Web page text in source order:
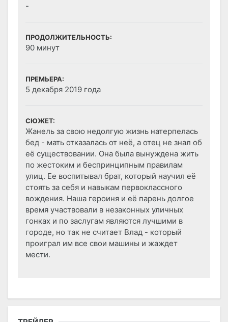
-
ПРОДОЛЖИТЕЛЬНОСТЬ:
90 минут
ПРЕМЬЕРА:
5 декабря 2019 года
СЮЖЕТ:
Жанель за свою недолгую жизнь натерпелась
бед - мать отказалась от неё, а отец не знал об
её существовании. Она была вынуждена жить
по жестоким и беспринципным правилам
улиц. Ее воспитывал брат, который научил её
стоять за себя и навыкам первоклассного
вождения. Наша героиня и её парень долгое
время участвовали в незаконных уличных
гонках и по заслугам являются лучшими в
городе, но так не считает Влад - который
проиграл им все свои машины и жаждет
мести.